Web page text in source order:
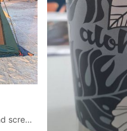
เต็นทฺสนาม Coleman Round screen 320EX